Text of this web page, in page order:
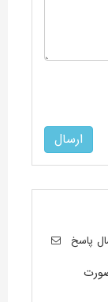
ایستاده
است که روی
کوچک و ... بسیار
پاسخ